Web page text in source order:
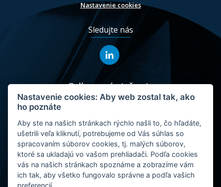
Nastavenie cookies
Sledujte nás
Odborové riešenia
Priemysel a stavebníctvo
Nastavenie cookies: Aby web zostal tak, ako
ho poznáte
Aby ste na našich stránkach rýchlo našli to, čo hľadáte,
ušetrili veľa kliknutí, potrebujeme od Vás súhlas so
spracovaním súborov cookies, tj. malých súborov,
ktoré sa ukladajú vo vašom prehliadači. Podľa cookies
vás na našich stránkach spoznáme a zobrazíme vám
ich tak, aby všetko fungovalo správne a podľa vašich
preferencií.